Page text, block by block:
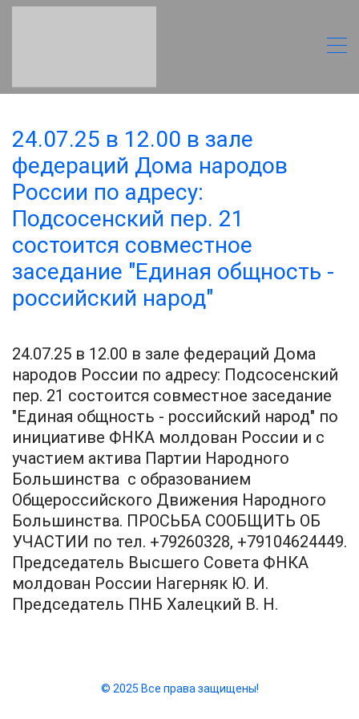
24.07.25 в 12.00 в зале
федераций Дома народов
России по адресу:
Подсосенский пер. 21
состоится совместное
заседание "Единая общность -
российский народ"
24.07.25 в 12.00 в зале федераций Дома
народов России по адресу: Подсосенский
пер. 21 состоится совместное заседание
"Единая общность - российский народ" по
инициативе ФНКА молдован России и с
участием актива Партии Народного
Большинства с образованием
Общероссийского Движения Народного
Большинства. ПРОСЬБА СООБЩИТЬ ОБ
УЧАСТИИ по тел. +79260328, +79104624449.
Председатель Высшего Совета ФНКА
молдован России Нагерняк Ю. И.
Председатель ПНБ Халецкий В. Н.
© 2025 Все права защищены!